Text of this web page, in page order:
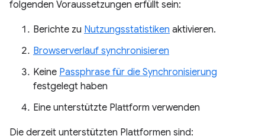
folgenden Voraussetzungen erfüllt sein:
Berichte zu Nutzungsstatistiken aktivieren.
Browserverlauf synchronisieren
Keine Passphrase für die Synchronisierung
festgelegt haben
Eine unterstützte Plattform verwenden
Die derzeit unterstützten Plattformen sind: